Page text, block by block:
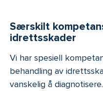
Særskilt
idrettsskader
Vi har spesiell
behandling av
vanskelig å